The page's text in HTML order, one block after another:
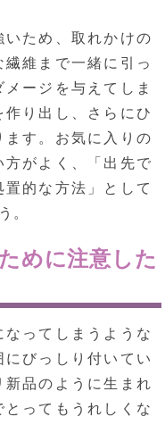
ため、取れかけの
維まで一緒に引っ
ージを与えてしま
り出し、さらにひ
す。お気に入りの
がよく、「出先で
的な方法」として
。
めに注意した
ってしまうような
びっしり付いてい
品のように生まれ
ってもうれしくな